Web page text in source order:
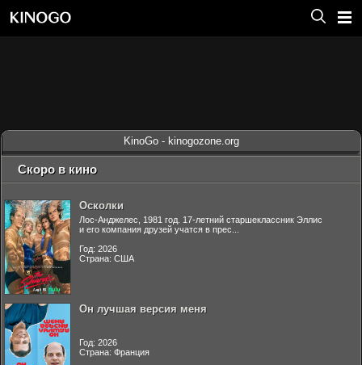
KinoGo - kinogozone.org
Скоро в кино
Осколки
Лос-Анджелес, 1981 год. 17-летний старшеклассник Эллис
и его компания друзей учатся в прес...
Год: 2026
Страна: США
Он лучшая версия меня
Год: 2026
Страна: Франция